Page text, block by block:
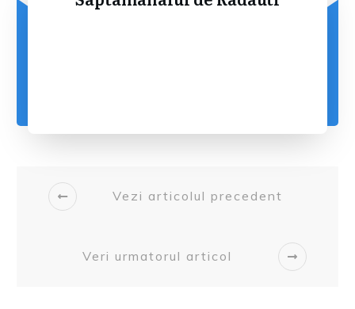
Vezi articolul precedent
Veri urmatorul articol